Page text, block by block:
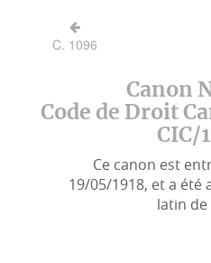
Ressources
C. 1096
Canon
Code de Droit
CIC/
Ce canon est
19/05/1918, et a été
latin de